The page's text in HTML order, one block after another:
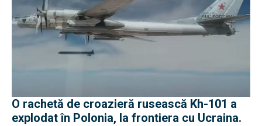
O rachetă de croazieră rusească Kh-101 a
explodat în Polonia, la frontiera cu Ucraina.